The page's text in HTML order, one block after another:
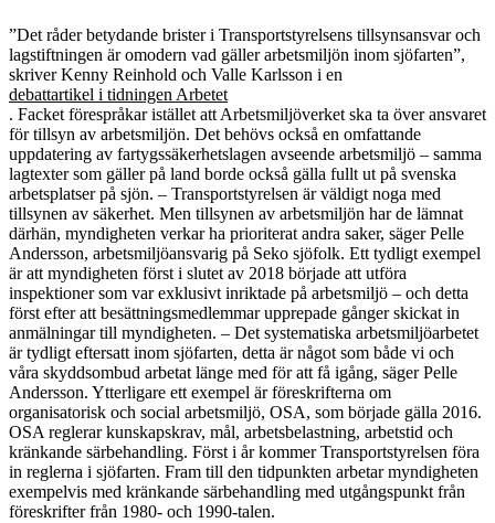
”Det råder betydande brister i Transportstyrelsens tillsynsansvar och
lagstiftningen är omodern vad gäller arbetsmiljön inom sjöfarten”,
skriver Kenny Reinhold och Valle Karlsson i en
debattartikel i tidningen Arbetet
. Facket förespråkar istället att Arbetsmiljöverket ska ta över ansvaret
för tillsyn av arbetsmiljön. Det behövs också en omfattande
uppdatering av fartygssäkerhetslagen avseende arbetsmiljö – samma
lagtexter som gäller på land borde också gälla fullt ut på svenska
arbetsplatser på sjön. – Transportstyrelsen är väldigt noga med
tillsynen av säkerhet. Men tillsynen av arbetsmiljön har de lämnat
därhän, myndigheten verkar ha prioriterat andra saker, säger Pelle
Andersson, arbetsmiljöansvarig på Seko sjöfolk. Ett tydligt exempel
är att myndigheten först i slutet av 2018 började att utföra
inspektioner som var exklusivt inriktade på arbetsmiljö – och detta
först efter att besättningsmedlemmar upprepade gånger skickat in
anmälningar till myndigheten. – Det systematiska arbetsmiljöarbetet
är tydligt eftersatt inom sjöfarten, detta är något som både vi och
våra skyddsombud arbetat länge med för att få igång, säger Pelle
Andersson. Ytterligare ett exempel är föreskrifterna om
organisatorisk och social arbetsmiljö, OSA, som började gälla 2016.
OSA reglerar kunskapskrav, mål, arbetsbelastning, arbetstid och
kränkande särbehandling. Först i år kommer Transportstyrelsen föra
in reglerna i sjöfarten. Fram till den tidpunkten arbetar myndigheten
exempelvis med kränkande särbehandling med utgångspunkt från
föreskrifter från 1980- och 1990-talen.